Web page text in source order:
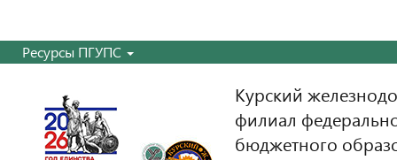
Ресурсы ПГУПС
Курский
филиал
бюджетного